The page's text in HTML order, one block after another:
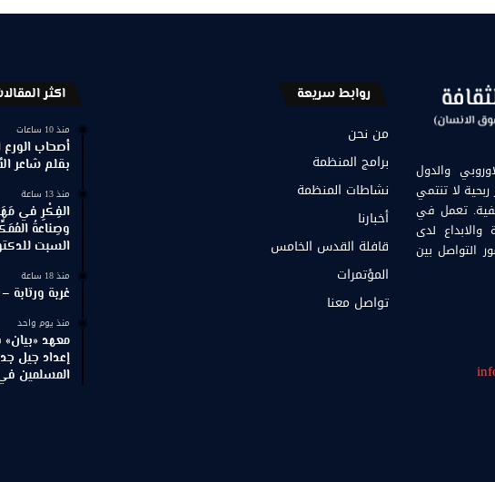
والدول
ربحية لا تنتمي
تعمل في
والابداع لدى
التواصل بين
روابط سريعة
من نحن
برامج المنظمة
نشاطات المنظمة
أخبارنا
قافلة القدس الخامس
المؤتمرات
تواصل معنا
اكثر
منذ 10 ساعات
أصحاب
بقلم شاعر
منذ 13 ساعة
الفِكْرِ في
وصِناعةُ
السبت
منذ 18 ساعة
غربة ورتابة
منذ يوم واحد
معهد «بيان»
إعداد جيل
المسلمين